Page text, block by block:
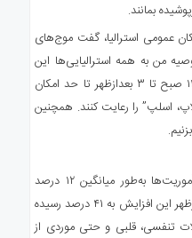
بمانند.
عمومی استرالیا، گفت موج‌های
من به همه استرالیایی‌ها این
است که آب زیادی بنوشند، در ساعات ۱۱ صبح تا ۳ بعدازظهر تا حد امکان
اسلپ” را رعایت کنند. همچنین
آمبولانس ویکتوریا اعلام کرد حجم مأموریت‌ها به‌طور میانگین ۱۲ درصد
افزایش یافته و بین ساعت ۴ تا ۵ بعدازظهر این افزایش به ۴۱ درصد رسیده
تنفسی، قلبی و حتی موردی از